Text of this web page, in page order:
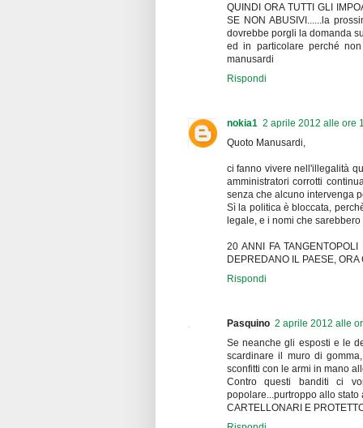
QUINDI ORA TUTTI GLI
SE NON ABUSIVI......la
dovrebbe porgli la domanda
ed in particolare perché non
manusardi
Rispondi
nokia1 2 aprile 2012 alle ore
Quoto Manusardi,
ci fanno vivere nell'illegalità
amministratori corrotti
senza che alcuno intervenga
Sì la politica è bloccata,
legale, e i nomi che
20 ANNI FA
DEPREDANO IL PAESE, ORA
Rispondi
Pasquino 2 aprile 2012 alle
Se neanche gli esposti e le
scardinare il muro di
sconfitti con le armi in mano
Contro questi banditi ci
popolare...purtroppo allo
CARTELLONARI E